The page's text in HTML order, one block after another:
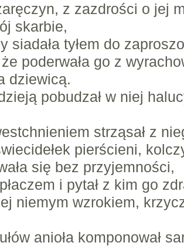
z zazdrości o jej
skarbie,
siadała tyłem do
poderwała go z
dziewicą.
pobudzał w niej
strząsał z
pierścieni,
się bez przyjemności,
i pytał z kim go
niemym wzrokiem,
anioła komponował